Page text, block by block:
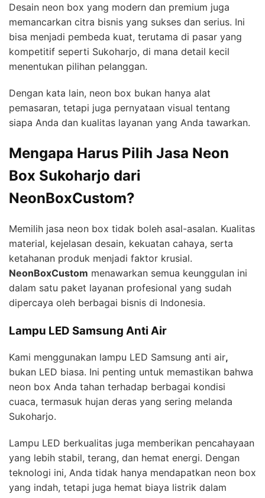
Desain neon box yang modern dan premium juga
memancarkan citra bisnis yang sukses dan serius. Ini
bisa menjadi pembeda kuat, terutama di pasar yang
kompetitif seperti Sukoharjo, di mana detail kecil
menentukan pilihan pelanggan.
Dengan kata lain, neon box bukan hanya alat
pemasaran, tetapi juga pernyataan visual tentang
siapa Anda dan kualitas layanan yang Anda tawarkan.
Mengapa Harus Pilih Jasa Neon
Box Sukoharjo dari
NeonBoxCustom?
Memilih jasa neon box tidak boleh asal-asalan. Kualitas
material, kejelasan desain, kekuatan cahaya, serta
ketahanan produk menjadi faktor krusial.
NeonBoxCustom menawarkan semua keunggulan ini
dalam satu paket layanan profesional yang sudah
dipercaya oleh berbagai bisnis di Indonesia.
Lampu LED Samsung Anti Air
Kami menggunakan lampu LED Samsung anti air,
bukan LED biasa. Ini penting untuk memastikan bahwa
neon box Anda tahan terhadap berbagai kondisi
cuaca, termasuk hujan deras yang sering melanda
Sukoharjo.
Lampu LED berkualitas juga memberikan pencahayaan
yang lebih stabil, terang, dan hemat energi. Dengan
teknologi ini, Anda tidak hanya mendapatkan neon box
yang indah, tetapi juga hemat biaya listrik dalam